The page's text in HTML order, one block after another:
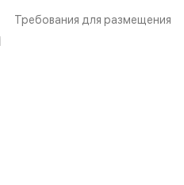
Требования для размещения